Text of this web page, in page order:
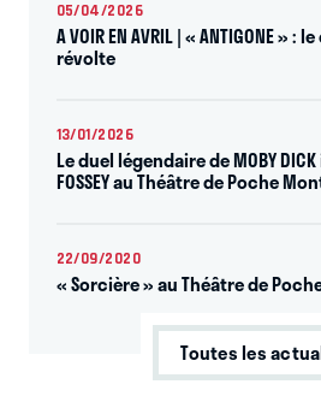
05/04/2026
A VOIR EN AVRIL | « ANTIGONE »
révolte
13/01/2026
Le duel légendaire de MOBY
FOSSEY au Théâtre de Poche
22/09/2020
« Sorcière » au Théâtre de
Toutes les